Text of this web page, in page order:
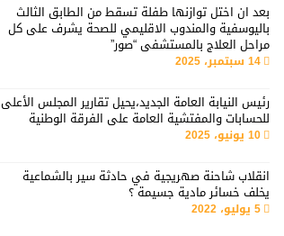
بعد ان اختل توازنها طفلة تسقط من الطابق الثالث
باليوسفية والمندوب الاقليمي للصحة يشرف على كل
مراحل العلاج بالمستشفى “صور”
14 سبتمبر، 2025
رئيس النيابة العامة الجديد،يحيل تقارير المجلس الأعلى
للحسابات والمفتشية العامة على الفرقة الوطنية
10 يونيو، 2025
انقلاب شاحنة صهريجية في حادثة سير بالشماعية
يخلف خسائر مادية جسيمة ؟
5 يوليو، 2022